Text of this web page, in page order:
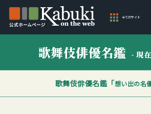
全てのサイト
歌舞伎俳優名鑑 - 現
歌舞伎俳優名鑑「想い出の名